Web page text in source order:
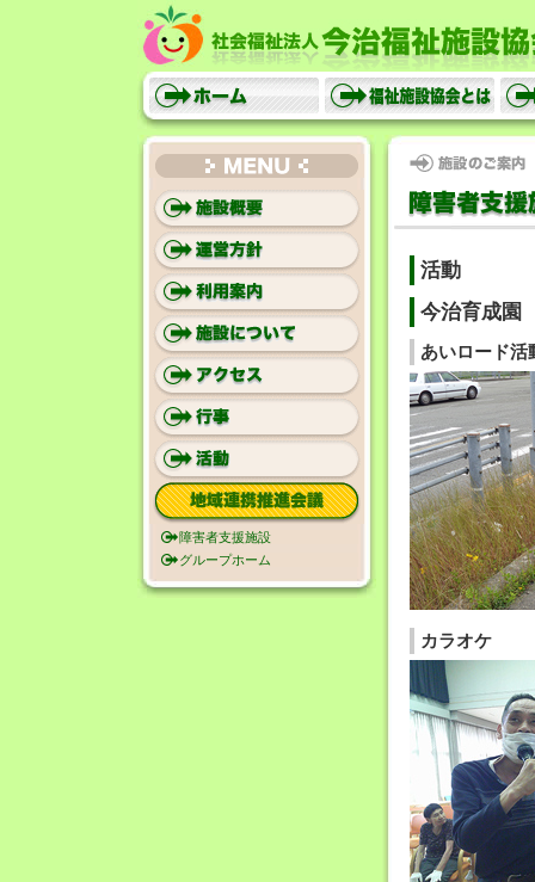
社会福
活動
今治育成園
あいロード活
カラオケ
障害者支援施設
グループホーム
ホーム 福祉施設協会とは